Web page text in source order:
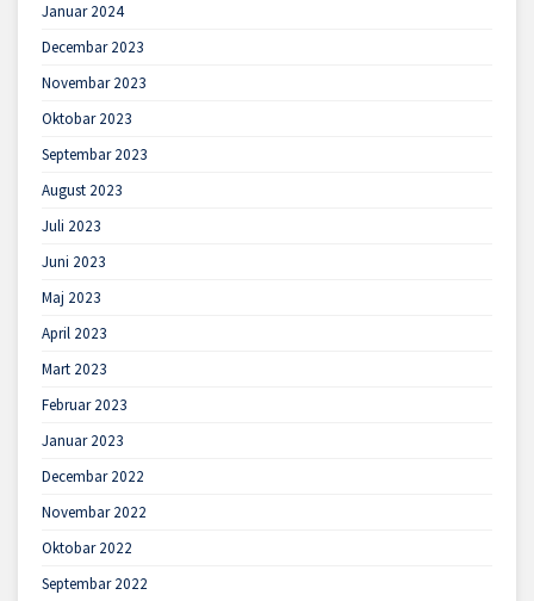
Januar 2024
Decembar 2023
Novembar 2023
Oktobar 2023
Septembar 2023
August 2023
Juli 2023
Juni 2023
Maj 2023
April 2023
Mart 2023
Februar 2023
Januar 2023
Decembar 2022
Novembar 2022
Oktobar 2022
Septembar 2022